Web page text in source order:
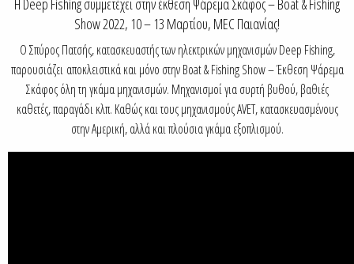
Show 2022, 10 – 13 Μαρτίου, MEC Παιανίας!
Ο Σπύρος Πατσής, κατασκευαστής των ηλεκτρικών μηχανισμών Deep Fishing,
παρουσιάζει αποκλειστικά και μόνο στην Boat & Fishing Show – Έκθεση Ψάρεμα
Σκάφος όλη τη γκάμα μηχανισμών. Μηχανισμοί για συρτή βυθού, βαθιές
καθετές, παραγάδι κλπ. Καθώς και τους μηχανισμούς AVET, κατασκευασμένους
στην Αμερική, αλλά και πλούσια γκάμα εξοπλισμού.